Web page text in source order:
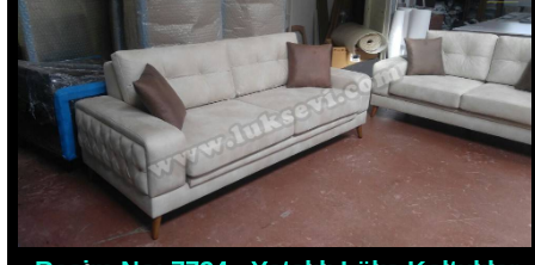
Resim No: 7724 - Yataklı Lüks Koltuklar